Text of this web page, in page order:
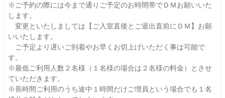
※ご予約の際には今まで通りご予定のお時間帯でＤＭお願いいた
します。
変更といたしましては【ご入室直後とご退出直前にＤＭ】お願
いいたします。
ご予定より遅いご到着やお早くお切上げいただく事は可能で
す。
※最低ご利用人数２名様（１名様の場合は２名様の料金）とさせ
ていただきます。
※長時間ご利用のうち途中１時間だけご増員という場合でも１名